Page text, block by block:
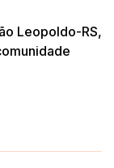
Leopoldo-RS,